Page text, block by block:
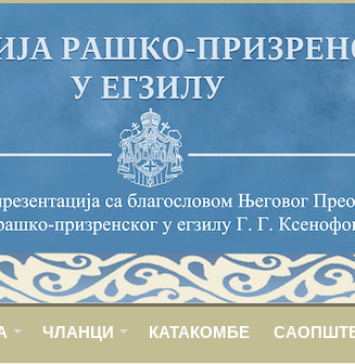
ЧЛАНЦИ КАТАКОМБЕ